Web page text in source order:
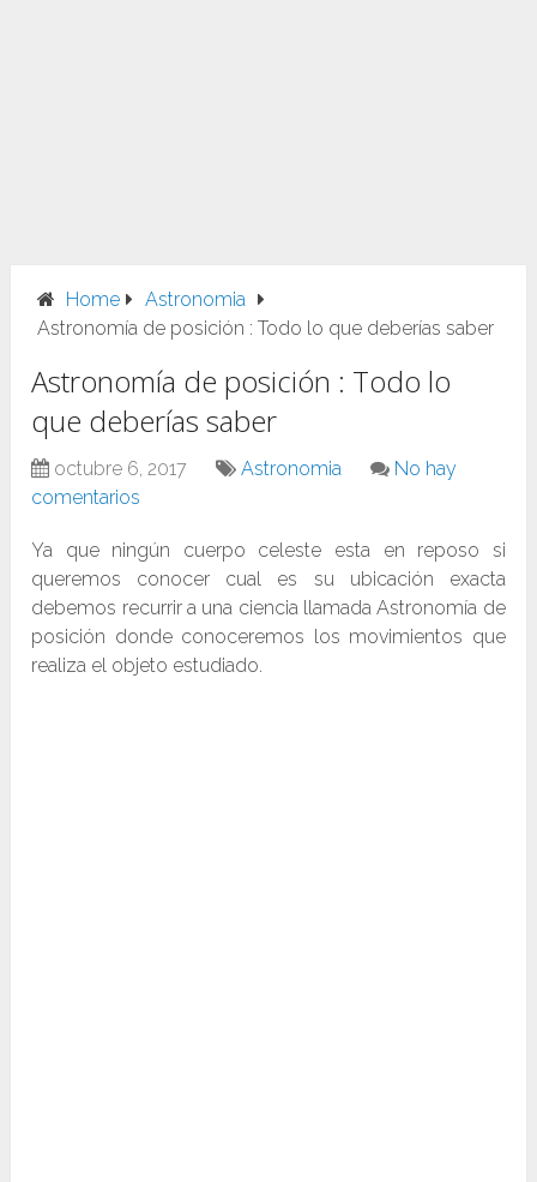
Home
Astronomia
Astronomía de posición : Todo lo que deberías saber
Astronomía de posición : Todo lo
que deberías saber
octubre 6, 2017 Astronomia
No hay
comentarios
Ya que ningún cuerpo celeste esta en reposo si
queremos conocer cual es su ubicación exacta
debemos recurrir a una ciencia llamada Astronomía de
posición donde conoceremos los movimientos que
realiza el objeto estudiado.